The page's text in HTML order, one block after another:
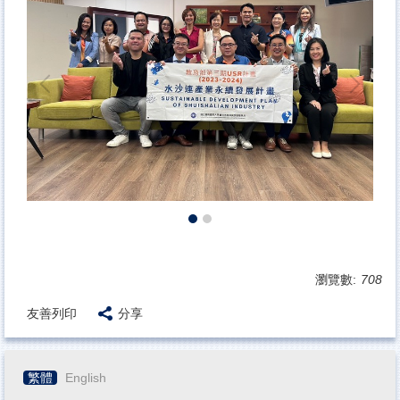
瀏覽數: 708
友善列印 分享
繁體 English